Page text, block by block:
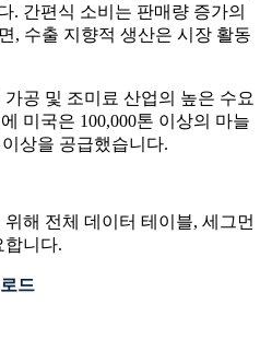
. 간편식 소비는 판매량 증가의
, 수출 지향적 생산은 시장 활동
공 및 조미료 산업의 높은 수요
미국은 100,000톤 이상의 마늘
상을 공급했습니다.
해 전체 데이터 테이블, 세그먼
합니다.
드